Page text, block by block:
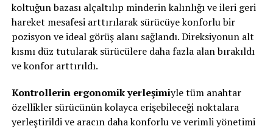
koltuğun bazası alçaltılıp minderin kalınlığı ve ileri geri
hareket mesafesi arttırılarak sürücüye konforlu bir
pozisyon ve ideal görüş alanı sağlandı. Direksiyonun alt
kısmı düz tutularak sürücülere daha fazla alan bırakıldı
ve konfor arttırıldı.
Kontrollerin ergonomik yerleşimiyle tüm anahtar
özellikler sürücünün kolayca erişebileceği noktalara
yerleştirildi ve aracın daha konforlu ve verimli yönetimi